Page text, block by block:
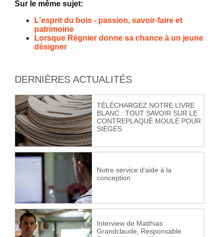
Sur le même sujet:
L'esprit du bois - passion, savoir-faire et
patrimoine
Lorsque Régnier donne sa chance à un jeune
désigner
DERNIÈRES ACTUALITÉS
TÉLÉCHARGEZ NOTRE LIVRE
BLANC : TOUT SAVOIR SUR LE
CONTREPLAQUÉ MOULÉ POUR
SIÈGES
Notre service d’aide à la
conception
Interview de Matthias
Grandclaude, Responsable